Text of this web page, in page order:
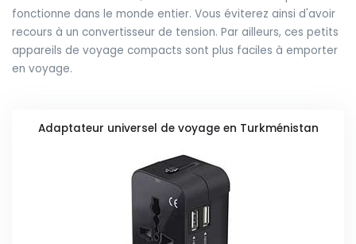
fonctionne dans le monde entier. Vous éviterez ainsi d'avoir
recours à un convertisseur de tension. Par ailleurs, ces petits
appareils de voyage compacts sont plus faciles à emporter
en voyage.
Adaptateur universel de voyage en Turkménistan